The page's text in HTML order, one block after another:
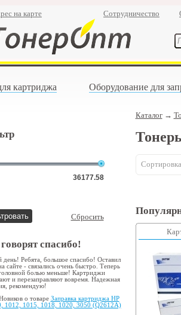
на карте Сотрудничество
картриджа Оборудование для
Сбросить
спасибо!
день! Ребята, большое спасибо! Оставил
сайте - связались очень быстро. Теперь
болью меньше! Картриджи
и перезаправляют вовремя. Надежная
рекомендую!
о товаре Заправка картриджа HP
1012, 1015, 1018, 1020, 3050 (Q2612A)
Каталог→